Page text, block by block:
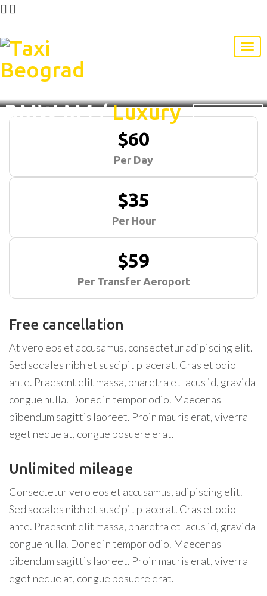
BMW M4/Luxury
$60
Per Day
$35
Per Hour
$59
Per Transfer Aeroport
Free cancellation
At vero eos et accusamus, consectetur adipiscing elit.
Sed sodales nibh et suscipit placerat. Cras et odio
ante. Praesent elit massa, pharetra et lacus id, gravida
congue nulla. Donec in tempor odio. Maecenas
bibendum sagittis laoreet. Proin mauris erat, viverra
eget neque at, congue posuere erat.
Unlimited mileage
Consectetur vero eos et accusamus, adipiscing elit.
Sed sodales nibh et suscipit placerat. Cras et odio
ante. Praesent elit massa, pharetra et lacus id, gravida
congue nulla. Donec in tempor odio. Maecenas
bibendum sagittis laoreet. Proin mauris erat, viverra
eget neque at, congue posuere erat.